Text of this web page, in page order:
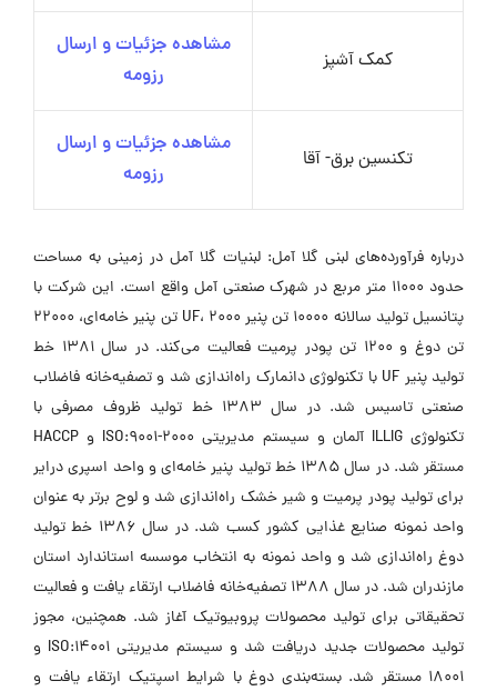
کمک آشپز
مشاهده جزئیات و ارسال
رزومه
تکنسین برق- آقا
مشاهده جزئیات و ارسال
رزومه
درباره فرآورده‌های لبنی گلا آمل: لبنیات گلا آمل در زمینی به مساحت
حدود 11000 متر مربع در شهرک صنعتی آمل واقع است. این شرکت با
پتانسیل تولید سالانه 10000 تن پنیر UF، 2000 تن پنیر خامه‌ای، 22000
تن دوغ و 1200 تن پودر پرمیت فعالیت می‌کند. در سال 1381 خط
تولید پنیر UF با تکنولوژی دانمارک راه‌اندازی شد و تصفیه‌خانه فاضلاب
صنعتی تاسیس شد. در سال 1383 خط تولید ظروف مصرفی با
تکنولوژی ILLIG آلمان و سیستم مدیریتی ISO:9001-2000 و HACCP
مستقر شد. در سال 1385 خط تولید پنیر خامه‌ای و واحد اسپری درایر
برای تولید پودر پرمیت و شیر خشک راه‌اندازی شد و لوح برتر به عنوان
واحد نمونه صنایع غذایی کشور کسب شد. در سال 1386 خط تولید
دوغ راه‌اندازی شد و واحد نمونه به انتخاب موسسه استاندارد استان
مازندران شد. در سال 1388 تصفیه‌خانه فاضلاب ارتقاء یافت و فعالیت
تحقیقاتی برای تولید محصولات پروبیوتیک آغاز شد. همچنین، مجوز
تولید محصولات جدید دریافت شد و سیستم مدیریتی ISO:14001 و
18001 مستقر شد. بسته‌بندی دوغ با شرایط اسپتیک ارتقاء یافت و